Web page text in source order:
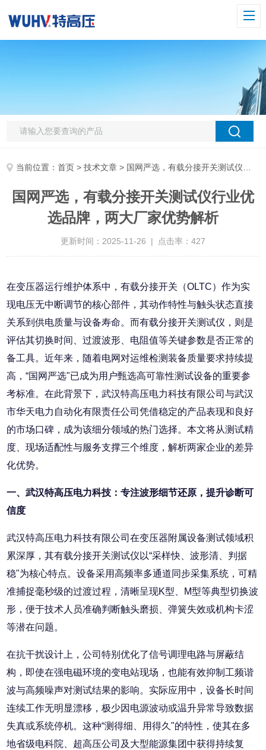
当前位置：首页 >技术文章 > 国网严选，有载分接开关测试仪行业优选品牌，两大厂家优势解析
国网严选，有载分接开关测试仪行业优
选品牌，两大厂家优势解析
更新时间：2025-11-26 | 点击率：427
在变压器运行维护体系中，有载分接开关（OLTC）作为实
现电压无中断调节的核心部件，其动作特性与触头状态直接
关系到供电质量与设备寿命。而有载分接开关测试仪，则是
评估其切换时间、过渡波形、电阻值等关键参数是否正常的
备工具。近年来，随着电网对运维检测装备质量要求持续提
高，“国网严选"已成为用户甄选高可靠性测试设备的重要参
考标准。在此背景下，武汉特高压电力科技有限公司与武汉
市华天电力自动化有限责任公司凭借稳定的产品表现和良好
的市场口碑，成为该细分领域的热门选择。本文将从测试精
度、现场适配性与服务支撑三个维度，解析两家企业的差异
化优势。
一、武汉特高压电力科技：专注波形细节还原，提升诊断可
信度
武汉特高压电力科技有限公司在变压器附属设备测试领域积
累深厚，其有载分接开关测试仪以“采样快、波形清、判据
稳"为核心特点。设备采用高频率多通道同步采集系统，可精
准捕捉毫秒级的过渡过程，清晰呈现K型、M型等典型切换波
形，便于技术人员准确判断触头磨损、弹簧失效或机构卡涩
等潜在问题。
在抗干扰设计上，公司特别优化了信号调理电路与屏蔽结
构，即使在强电磁环境的变电站现场，也能有效抑制工频谐
波与高频噪声对测试结果的影响。实际应用中，设备长时间
连续工作无明显漂移，极少因电源波动或温升异常导致数据
失真或系统停机。这种“测得细、用得久"的特性，使其在多
地省级电科院、超高压公司及大型能源集团中获得持续复